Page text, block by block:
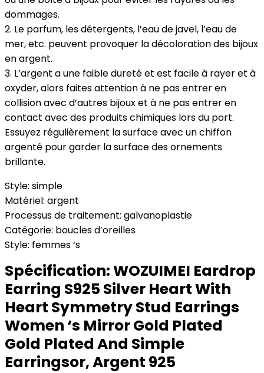
dommages.
2. Le parfum, les détergents, l’eau de javel, l’eau de
mer, etc. peuvent provoquer la décoloration des bijoux
en argent.
3. L’argent a une faible dureté et est facile à rayer et à
oxyder, alors faites attention à ne pas entrer en
collision avec d’autres bijoux et à ne pas entrer en
contact avec des produits chimiques lors du port.
Essuyez régulièrement la surface avec un chiffon
argenté pour garder la surface des ornements
brillante.
Style: simple
Matériel: argent
Processus de traitement: galvanoplastie
Catégorie: boucles d’oreilles
Style: femmes ‘s
Spécification:WOZUIMEI Eardrop
Earring S925 Silver Heart With
Heart Symmetry Stud Earrings
Women ‘s Mirror Gold Plated
Gold Plated And Simple
Earringsor, Argent 925